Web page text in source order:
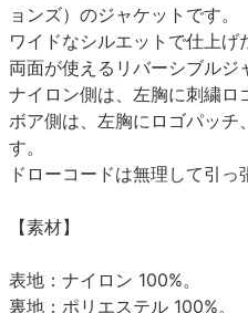
ョンズ）のジャケットです。
ワイドなシルエットで仕上
両面が使えるリバーシブルジ
ナイロン側は、左胸に刺繍ロ
ボア側は、左胸にロゴパッチ
す。
ドローコードは無理して引っ
【素材】
表地：ナイロン 100%。
裏地：ポリエステル 100%。